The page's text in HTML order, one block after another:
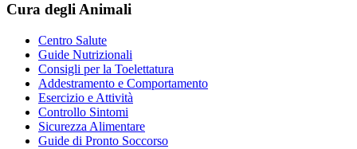
Cura degli Animali
Centro Salute
Guide Nutrizionali
Consigli per la Toelettatura
Addestramento e Comportamento
Esercizio e Attività
Controllo Sintomi
Sicurezza Alimentare
Guide di Pronto Soccorso